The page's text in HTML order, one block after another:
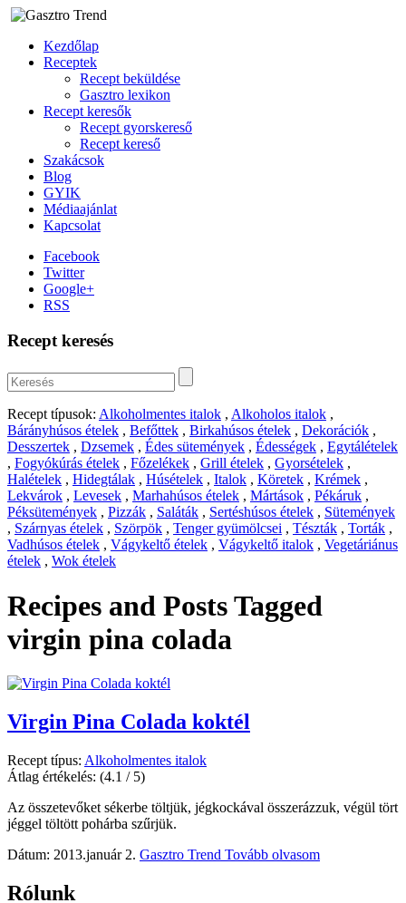
Kezdőlap
Receptek
Recept beküldése
Gasztro lexikon
Recept keresők
Recept gyorskereső
Recept kereső
Szakácsok
Blog
GYIK
Médiaajánlat
Kapcsolat
Facebook
Twitter
Google+
RSS
Recept keresés
Recept típusok: Alkoholmentes italok , Alkoholos italok ,
Bárányhúsos ételek , Befőttek , Birkahúsos ételek , Dekorációk ,
Desszertek , Dzsemek , Édes sütemények , Édességek , Egytálételek
, Fogyókúrás ételek , Főzelékek , Grill ételek , Gyorsételek ,
Halételek , Hidegtálak , Húsételek , Italok , Köretek , Krémek ,
Lekvárok , Levesek , Marhahúsos ételek , Mártások , Pékáruk ,
Péksütemények , Pizzák , Saláták , Sertéshúsos ételek , Sütemények
, Szárnyas ételek , Szörpök , Tenger gyümölcsei , Tészták , Torták ,
Vadhúsos ételek , Vágykeltő ételek , Vágykeltő italok , Vegetáriánus
ételek , Wok ételek
Recipes and Posts Tagged
virgin pina colada
Virgin Pina Colada koktél
Recept típus: Alkoholmentes italok
Átlag értékelés: (4.1 / 5)
Az összetevőket sékerbe töltjük, jégkockával összerázzuk, végül tört
jéggel töltött pohárba szűrjük.
Dátum: 2013.január 2. Gasztro Trend Tovább olvasom
Rólunk